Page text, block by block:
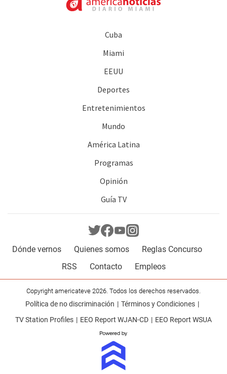
Cuba
Miami
EEUU
Deportes
Entretenimientos
Mundo
América Latina
Programas
Opinión
Guía TV
Dónde vernos Quienes somos
Reglas Concurso
RSS
Contacto Empleos
Copyright americateve 2026. Todos los derechos reservados.
Política de no discriminación
Términos y Condiciones
TV Station Profiles
EEO Report WJAN-CD EEO Report WSUA